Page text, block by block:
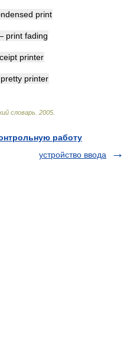
print
print fading
printer
printer
словарь 2005
работу
устройство ввода